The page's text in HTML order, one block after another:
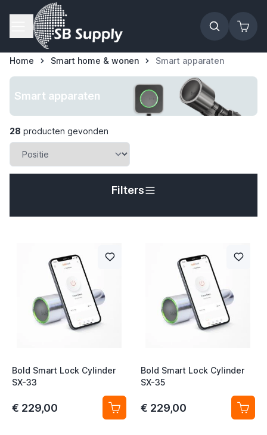
Ga naar de inhoud
Home Smart home & wonen Smart apparaten
Smart apparaten
28 producten gevonden
Filters
Bold Smart Lock Cylinder
SX-33
€ 229,00
Bold Smart Lock Cylinder
SX-35
€ 229,00